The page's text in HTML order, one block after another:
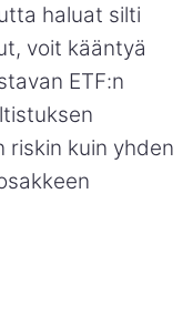
haluat silti
voit kääntyä
ETF:n
riskin kuin yhden